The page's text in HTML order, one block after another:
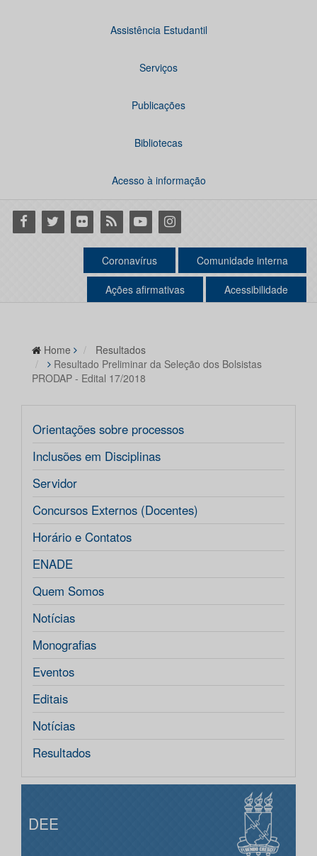
Assistência Estudantil
Serviços
Publicações
Bibliotecas
Acesso à informação
Facebook
Twitter Flickr RSS YoutubeInstagram
Coronavírus Comunidade interna
Ações afirmativas Acessibilidade
Home
Resultados
Resultado Preliminar da Seleção dos Bolsistas
PRODAP - Edital 17/2018
Orientações sobre processos
Inclusões em Disciplinas
Servidor
Concursos Externos (Docentes)
Horário e Contatos
ENADE
Quem Somos
Notícias
Monografias
Eventos
Editais
Notícias
Resultados
DEE